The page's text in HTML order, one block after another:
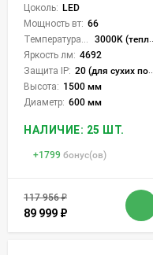
Цоколь: LED
Мощность вт: 66
3000K (теплый)
Яркость лм: 4692
Защита IP: 20 (для сухих пом.)
Высота: 1500 мм
Диаметр: 600 мм
НАЛИЧИЕ: 25 ШТ.
+1799 бонус(ов)
117 956₽
89 999 ₽